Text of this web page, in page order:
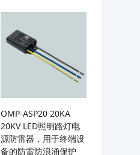
接收机
OMP-ASP20 20KA
20KV LED照明路灯电
源防雷器，用于终端设
备的防雷防浪涌保护